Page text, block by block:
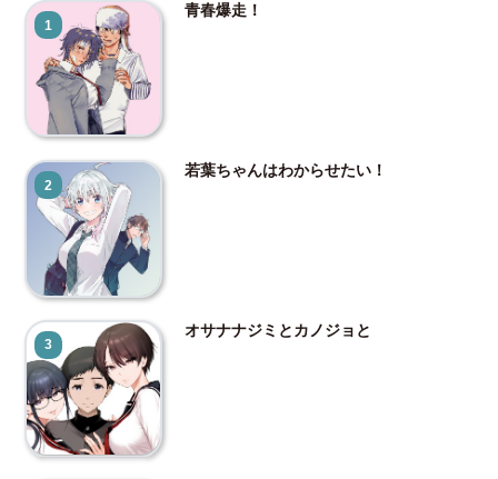
1
青春爆走！
2
若葉ちゃんはわからせたい！
3
オサナナジミとカノジョと